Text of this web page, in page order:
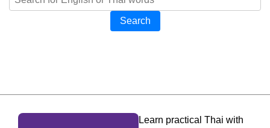
Search
Learn practical Thai with